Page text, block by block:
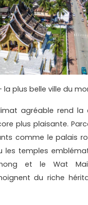
la plus belle ville du
agréable rend la
plus plaisante.
comme le palais
les temples
et le Wat
du riche